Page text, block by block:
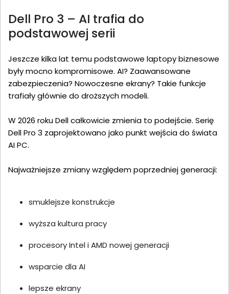
Dell Pro 3 – AI trafia do
podstawowej serii
Jeszcze kilka lat temu podstawowe laptopy biznesowe
były mocno kompromisowe. AI? Zaawansowane
zabezpieczenia? Nowoczesne ekrany? Takie funkcje
trafiały głównie do droższych modeli.
W 2026 roku Dell całkowicie zmienia to podejście. Serię
Dell Pro 3 zaprojektowano jako punkt wejścia do świata
AI PC.
Najważniejsze zmiany względem poprzedniej generacji:
smuklejsze konstrukcje
wyższa kultura pracy
procesory Intel i AMD nowej generacji
wsparcie dla AI
lepsze ekrany